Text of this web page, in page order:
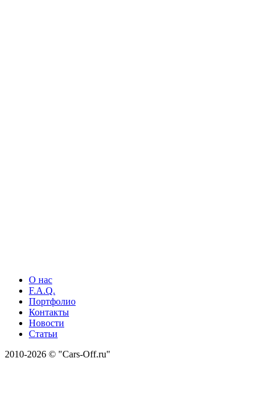
О нас
F.A.Q.
Портфолио
Контакты
Новости
Статьи
2010-2026 © "Cars-Off.ru"